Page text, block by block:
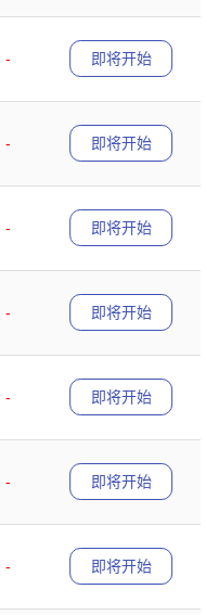
-
即将开始
-
即将开始
-
即将开始
-
即将开始
-
即将开始
-
即将开始
-
即将开始